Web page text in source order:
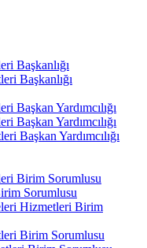
Başkanlığı
Başkanlığı
Başkan Yardımcılığı
Başkan Yardımcılığı
Başkan Yardımcılığı
Birim Sorumlusu
Sorumlusu
Hizmetleri Birim
Birim Sorumlusu